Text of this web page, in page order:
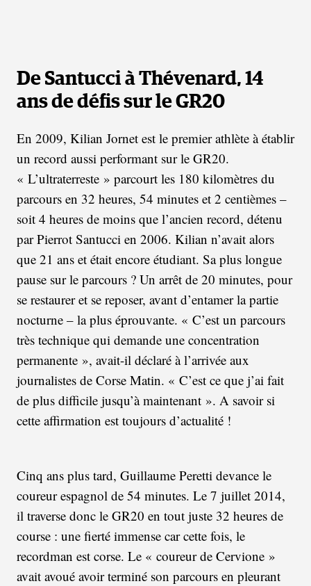
De Santucci à Thévenard, 14
ans de défis sur le GR20
En 2009, Kilian Jornet est le premier athlète à établir
un record aussi performant sur le GR20.
« L’ultraterreste » parcourt les 180 kilomètres du
parcours en 32 heures, 54 minutes et 2 centièmes –
soit 4 heures de moins que l’ancien record, détenu
par Pierrot Santucci en 2006. Kilian n’avait alors
que 21 ans et était encore étudiant. Sa plus longue
pause sur le parcours ? Un arrêt de 20 minutes, pour
se restaurer et se reposer, avant d’entamer la partie
nocturne – la plus éprouvante. « C’est un parcours
très technique qui demande une concentration
permanente », avait-il déclaré à l’arrivée aux
journalistes de Corse Matin. « C’est ce que j’ai fait
de plus difficile jusqu’à maintenant ». A savoir si
cette affirmation est toujours d’actualité !
Cinq ans plus tard, Guillaume Peretti devance le
coureur espagnol de 54 minutes. Le 7 juillet 2014,
il traverse donc le GR20 en tout juste 32 heures de
course : une fierté immense car cette fois, le
recordman est corse. Le « coureur de Cervione »
avait avoué avoir terminé son parcours en pleurant